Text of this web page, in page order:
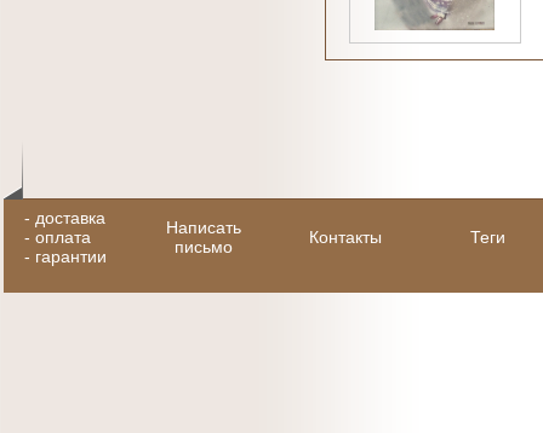
- доставка
- оплата
- гарантии
Написать
письмо
Контакты Теги